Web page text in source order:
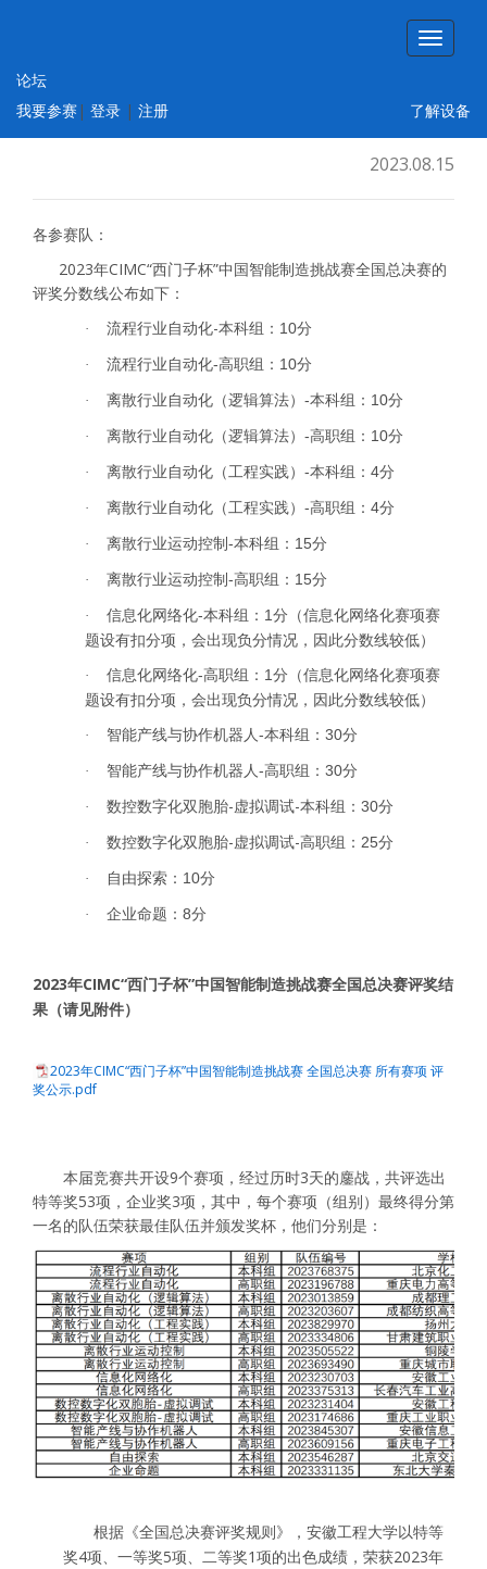
论坛
我要参赛 | 登录 | 注册 了解设备
2023年CIMC“西门子杯”中国智能制造挑战
赛 全国总决赛 成绩与评奖结果公示
2023.08.15
各参赛队：
2023年CIMC“西门子杯”中国智能制造挑战赛全国总决赛的
评奖分数线公布如下：
· 流程行业自动化-本科组： 10分
· 流程行业自动化-高职组： 10分
· 离散行业自动化（逻辑算法） -本科组： 10分
· 离散行业自动化（逻辑算法） -高职组： 10分
· 离散行业自动化（工程实践） -本科组： 4分
· 离散行业自动化（工程实践） -高职组： 4分
· 离散行业运动控制-本科组： 15分
· 离散行业运动控制-高职组： 15分
· 信息化网络化-本科组： 1分（信息化网络化赛项赛
题设有扣分项，会出现负分情况，因此分数线较低）
· 信息化网络化-高职组： 1分（信息化网络化赛项赛
题设有扣分项，会出现负分情况，因此分数线较低）
· 智能产线与协作机器人-本科组： 30分
· 智能产线与协作机器人-高职组： 30分
· 数控数字化双胞胎-虚拟调试-本科组： 30分
· 数控数字化双胞胎-虚拟调试-高职组： 25分
· 自由探索： 10分
· 企业命题： 8分
2023年CIMC“西门子杯”中国智能制造挑战赛全国总决赛评奖结
果（请见附件）
2023年CIMC“西门子杯”中国智能制造挑战赛 全国总决赛 所有赛项 评
奖公示.pdf
本届竞赛共开设9个赛项，经过历时3天的鏖战，共评选出
特等奖53项，企业奖3项，其中，每个赛项（组别）最终得分第
一名的队伍荣获最佳队伍并颁发奖杯，他们分别是：
根据《全国总决赛评奖规则》， 安徽工程大学以特等
奖4项、一等奖5项、二等奖1项的出色成绩，荣获2023年